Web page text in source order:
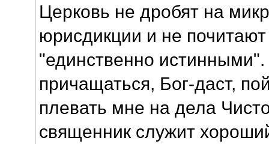
Церковь не дробят на
юрисдикции и не
"единственно
причащаться, Бог-даст,
плевать мне на дела
священник служит